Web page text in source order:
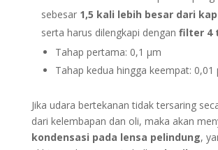
sebesar 1,5 kali lebih besar dari
serta harus dilengkapi dengan filter 4
Tahap pertama: 0,1 μm
Tahap kedua hingga keempat: 0,01
Jika udara bertekanan tidak tersaring
dari kelembapan dan oli, maka akan
kondensasi pada lensa pelindung,